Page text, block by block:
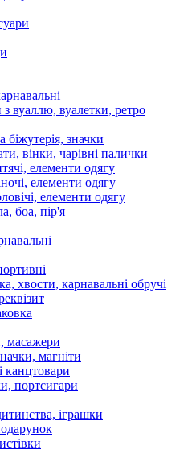
вуаллю, вуалетки, ретро
біжутерія, значки
вінки, чарівні палички
елементи одягу
елементи одягу
елементи одягу
боа, пір'я
хвости, карнавальні обручі
масажери
магніти
канцтовари
портсигари
іграшки